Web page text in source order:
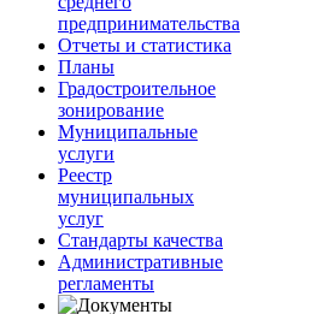
предпринимательства
Отчеты и статистика
Планы
Градостроительное
зонирование
Муниципальные
услуги
Реестр
муниципальных
услуг
Стандарты качества
Административные
регламенты